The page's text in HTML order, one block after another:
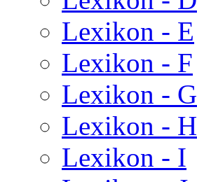
Lexikon - E
Lexikon - F
Lexikon - G
Lexikon - H
Lexikon - I